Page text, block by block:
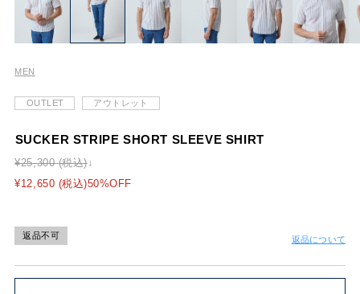
MEN
OUTLET アウトレット
SUCKER STRIPE SHORT SLEEVE SHIRT
¥25,300 (税込)
¥12,650 (税込)50%OFF
返品不可 返品について